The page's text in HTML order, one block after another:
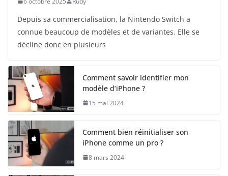
Depuis sa commercialisation, la Nintendo Switch a
connue beaucoup de modèles et de variantes. Elle se
décline donc en plusieurs
Comment savoir identifier mon
modèle d’iPhone ?
15 mai 2024
Comment bien réinitialiser son
iPhone comme un pro ?
8 mars 2024